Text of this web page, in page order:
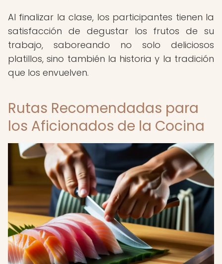
Al finalizar la clase, los participantes tienen la
satisfacción de degustar los frutos de su
trabajo, saboreando no solo deliciosos
platillos, sino también la historia y la tradición
que los envuelven.
Rutas Recomendadas para
los Aficionados de la Cocina